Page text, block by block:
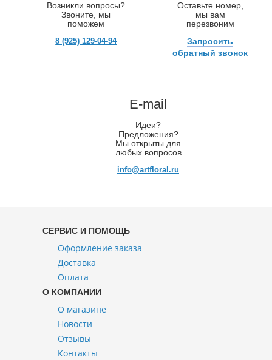
Возникли вопросы?
Звоните, мы
поможем
8 (925) 129-04-94
Оставьте номер,
мы вам
перезвоним
Запросить
обратный звонок
E-mail
Идеи?
Предложения?
Мы открыты для
любых вопросов
info@artfloral.ru
СЕРВИС И ПОМОЩЬ
Оформление заказа
Доставка
Оплата
О КОМПАНИИ
О магазине
Новости
Отзывы
Контакты